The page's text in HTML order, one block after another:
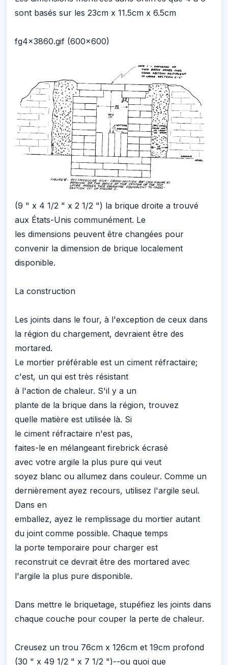
sont basés sur les 23cm x 11.5cm x 6.5cm
fg4x3860.gif (600x600)
(9 " x 4 1/2 " x 2 1/2 ") la brique droite a trouvé
aux États-Unis communément. Le
les dimensions peuvent être changées pour
convenir la dimension de brique localement
disponible.
La construction
Les joints dans le four, à l'exception de ceux dans
la région du chargement, devraient être des
mortared.
Le mortier préférable est un ciment réfractaire;
c'est, un qui est très résistant
à l'action de chaleur. S'il y a un
plante de la brique dans la région, trouvez
quelle matière est utilisée là. Si
le ciment réfractaire n'est pas,
faites-le en mélangeant firebrick écrasé
avec votre argile la plus pure qui veut
soyez blanc ou allumez dans couleur. Comme un
dernièrement ayez recours, utilisez l'argile seul.
Dans en
emballez, ayez le remplissage du mortier autant
du joint comme possible. Chaque temps
la porte temporaire pour charger est
reconstruit ce devrait être des mortared avec
l'argile la plus pure disponible.
Dans mettre le briquetage, stupéfiez les joints dans
chaque couche pour couper la perte de chaleur.
Creusez un trou 76cm x 126cm et 19cm profond
(30 " x 49 1/2 " x 7 1/2 ")--ou quoi que